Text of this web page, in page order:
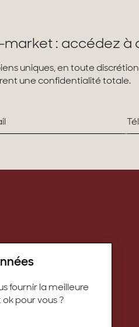
: accédez à
uniques, en toute
une confidentialité totale.
légales
fournir la meilleure
pour vous ?